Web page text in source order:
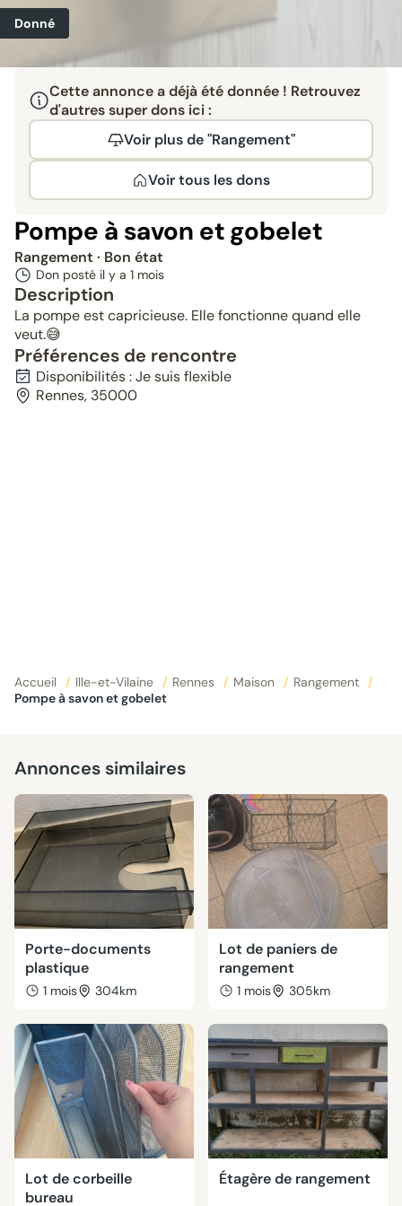
Donné
Cette annonce a déjà été donnée ! Retrouvez
d'autres super dons ici :
Voir plus de "Rangement"
Voir tous les dons
Pompe à savon et gobelet
Rangement · Bon état
Don posté il y a 1 mois
Description
La pompe est capricieuse. Elle fonctionne quand elle
veut.😅
Préférences de rencontre
Disponibilités : Je suis flexible
Rennes, 35000
Accueil / Ille-et-Vilaine / Rennes / Maison / Rangement
/
Pompe à savon et gobelet
Annonces similaires
Porte-documents
plastique
1 mois 304km
Lot de paniers de
rangement
1 mois 305km
Lot de corbeille
bureau
Étagère de rangement